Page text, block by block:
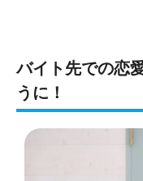
バイト先での恋
うに！